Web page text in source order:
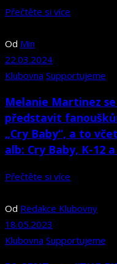
Přečtěte si více
Od Min
22.03.2024
Klubovna Supportujeme
Melanie Martinez
představit
„Cry Baby“, a to
alb: Cry Baby, K-12
Přečtěte si více
Od Redakce Klubovny
18.05.2023
Klubovna Supportujeme